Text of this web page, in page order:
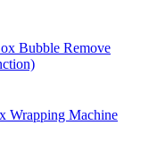
Bubble Remove
Wrapping Machine